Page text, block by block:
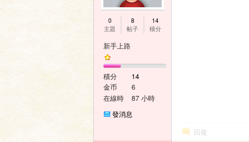
0
主題
8
帖子
14
積分
新手上路
積分
14
金币
6
在線時
87 小時
發消息
回複